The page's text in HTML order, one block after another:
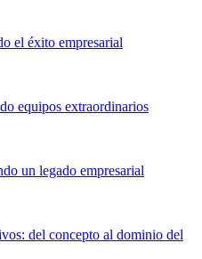
el éxito empresarial
equipos extraordinarios
un legado empresarial
del concepto al dominio del